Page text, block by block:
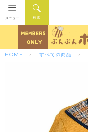
検索
メニュー
HOME すべての商品